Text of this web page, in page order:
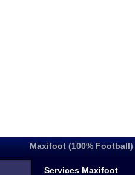
Maxifoot (100%
Services Maxifoot